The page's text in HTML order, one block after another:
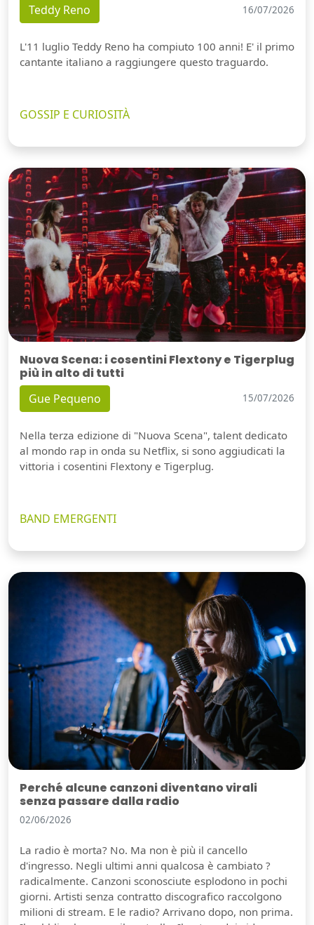
Teddy Reno 16/07/2026
L'11 luglio Teddy Reno ha compiuto 100 anni! E' il primo
cantante italiano a raggiungere questo traguardo.
GOSSIP E CURIOSITÀ
Nuova Scena: i cosentini Flextony e Tigerplug
più in alto di tutti
Gue Pequeno 15/07/2026
Nella terza edizione di "Nuova Scena", talent dedicato
al mondo rap in onda su Netflix, si sono aggiudicati la
vittoria i cosentini Flextony e Tigerplug.
BAND EMERGENTI
Perché alcune canzoni diventano virali
senza passare dalla radio
02/06/2026
La radio è morta? No. Ma non è più il cancello
d'ingresso. Negli ultimi anni qualcosa è cambiato ?
radicalmente. Canzoni sconosciute esplodono in pochi
giorni. Artisti senza contratto discografico raccolgono
milioni di stream. E le radio? Arrivano dopo, non prima.